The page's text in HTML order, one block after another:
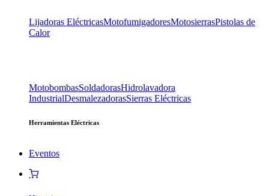
Lijadoras EléctricasMotofumigadoresMotosierrasPistolas de
Calor
MotobombasSoldadorasHidrolavadora
IndustrialDesmalezadorasSierras Eléctricas
Herramientas Eléctricas
Eventos